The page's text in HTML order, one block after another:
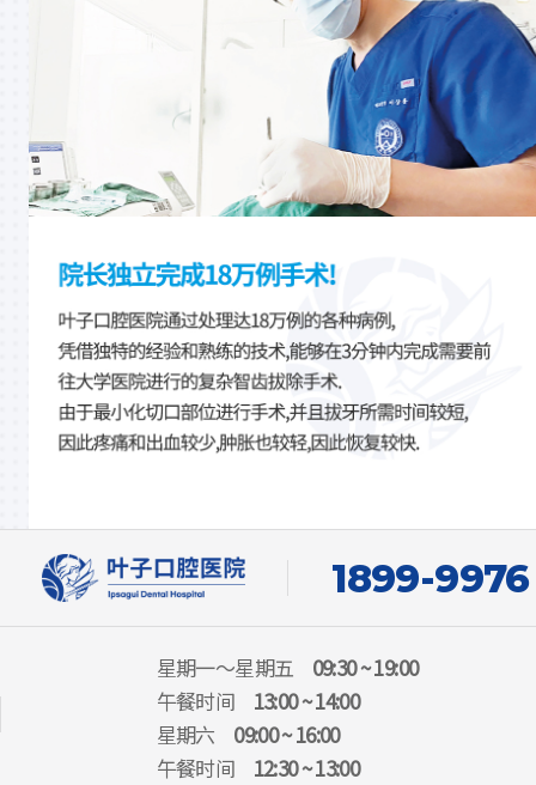
1899-9976
星期一～星期五
09:30 ~ 19:00
午餐时间
13:00 ~ 14:00
星期六
09:00 ~ 16:00
午餐时间
12:30 ~ 13:00